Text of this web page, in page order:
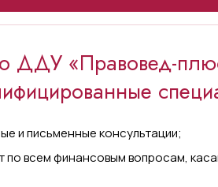
ДДУ «Правовед-
и письменные консультации;
по всем финансовым вопросам,